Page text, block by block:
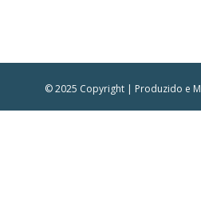
© 2025 Copyright | Produzido e